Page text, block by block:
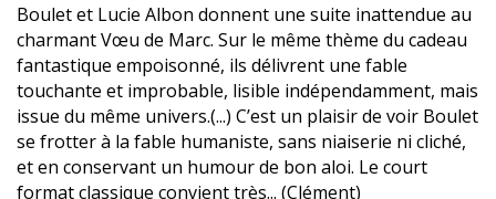
Boulet et Lucie Albon donnent une suite inattendue au
charmant Vœu de Marc. Sur le même thème du cadeau
fantastique empoisonné, ils délivrent une fable
touchante et improbable, lisible indépendamment, mais
issue du même univers.(...) C’est un plaisir de voir Boulet
se frotter à la fable humaniste, sans niaiserie ni cliché,
et en conservant un humour de bon aloi. Le court
format classique convient très... (Clément)